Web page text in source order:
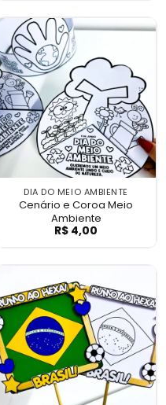
Meio Ambiente
DIA DO MEIO AMBIENTE
Cenário e Coroa Meio
Ambiente
Cenário e
R$ 4,00